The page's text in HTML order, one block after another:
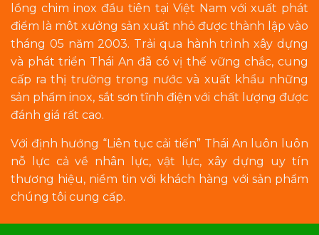
lồng chim inox đầu tiên tại Việt Nam với xuất phát
điểm là môt xưởng sản xuất nhỏ được thành lập vào
tháng 05 năm 2003. Trải qua hành trình xây dựng
và phát triển Thái An đã có vị thế vững chắc, cung
cấp ra thị trường trong nước và xuất khẩu những
sản phẩm inox, sắt sơn tĩnh điện với chất lượng được
đánh giá rất cao.
Với định hướng “Liên tục cải tiến” Thái An luôn luôn
nỗ lực cả về nhân lực, vật lực, xây dựng uy tín
thương hiệu, niềm tin với khách hàng với sản phẩm
chúng tôi cung cấp.